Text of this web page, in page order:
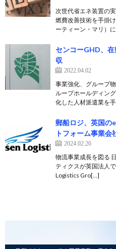
次世代省エネ装置の
燃費改善技術を手掛
ーティーン・マリ）
センコーGHD、
収
2022.04.02
事業強化、グループ
ループホールディン
化した人材派遣業を
郵船ロジ、英国の
トフォーム事業会
2024.02.26
物流事業成長を図る
ティクスが英国法人
Logistics Gro[…]